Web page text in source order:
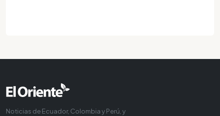
Noticias de Ecuador, Colombia y Perú, y